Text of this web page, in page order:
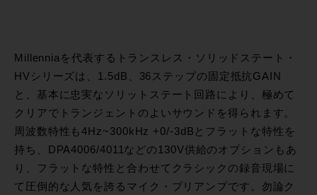
Millenniaを代表するトランスレス・ソリッドステート・
HVシリーズは、1.5dB、36ステップの固定抵抗GAIN
と、基本に忠実なソリットステート回路により、極めて
クリアでトランジェントのよいサウンドを得られます。
周波数特性も4Hz~300kHz +0/-3dBとフラットな特性を
持ち、DPA4006/4011などの130V供給のオプションもあ
り、フラットな特性と合わせてクラシックの録音現場に
て圧倒的な人気を誇るマイク・プリアンプです。勿論ク